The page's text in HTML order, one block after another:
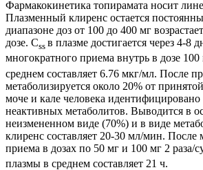
Фармакокинетика топирамата носит
Плазменный клиренс остается
диапазоне доз от 100 до 400 мг
дозе. Css в плазме достигается через 4-8
многократного приема внутрь в дозе 100
среднем составляет 6.76 мкг/мл. После
метаболизируется около 20% от
моче и кале человека идентифицировано
неактивных метаболитов. Выводится в
неизмененном виде (70%) и в виде
клиренс составляет 20-30 мл/мин. После
приема в дозах по 50 мг и 100 мг 2 раза/
плазмы в среднем составляет 21 ч.